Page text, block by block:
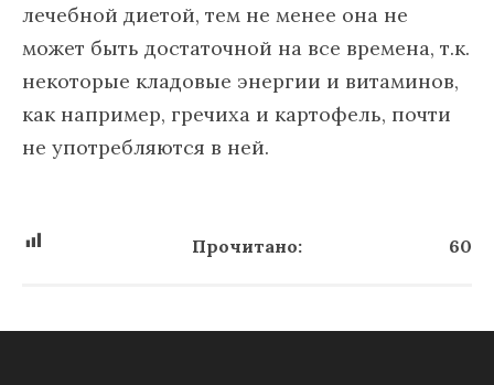
лечебной диетой, тем не менее она не
может быть достаточной на все времена, т.к.
некоторые кладовые энергии и витаминов,
как например, гречиха и картофель, почти
не употребляются в ней.
Прочитано: 60